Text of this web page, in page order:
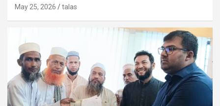
May 25, 2026 talas